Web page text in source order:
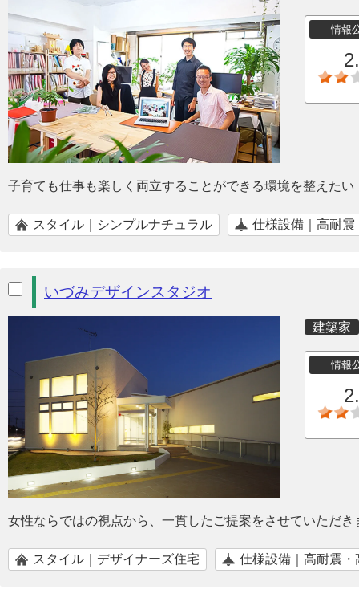
情報
子育ても仕事も楽しく両立することができる環境を整えたい
スタイル｜シンプルナチュラル 仕様設備｜高耐震
いづみデザインスタジオ
建築家
情報
女性ならではの視点から、一貫したご提案をさせていただき
スタイル｜デザイナーズ住宅 仕様設備｜高耐震・